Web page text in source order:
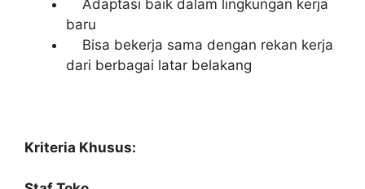
Adaptasi baik dalam lingkungan kerja
baru
Bisa bekerja sama dengan rekan kerja
dari berbagai latar belakang
Kriteria Khusus: